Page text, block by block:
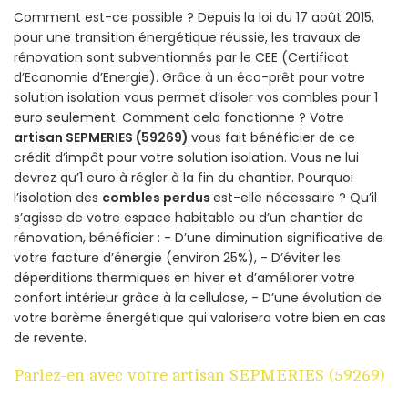
Comment est-ce possible ? Depuis la loi du 17 août 2015,
pour une transition énergétique réussie, les travaux de
rénovation sont subventionnés par le CEE (Certificat
d’Economie d’Energie). Grâce à un éco-prêt pour votre
solution isolation vous permet d’isoler vos combles pour 1
euro seulement. Comment cela fonctionne ? Votre
artisan SEPMERIES (59269) vous fait bénéficier de ce
crédit d’impôt pour votre solution isolation. Vous ne lui
devrez qu’1 euro à régler à la fin du chantier. Pourquoi
l’isolation des combles perdus est-elle nécessaire ? Qu’il
s’agisse de votre espace habitable ou d’un chantier de
rénovation, bénéficier : - D’une diminution significative de
votre facture d’énergie (environ 25%), - D’éviter les
déperditions thermiques en hiver et d’améliorer votre
confort intérieur grâce à la cellulose, - D’une évolution de
votre barème énergétique qui valorisera votre bien en cas
de revente.
Parlez-en avec votre artisan SEPMERIES (59269)